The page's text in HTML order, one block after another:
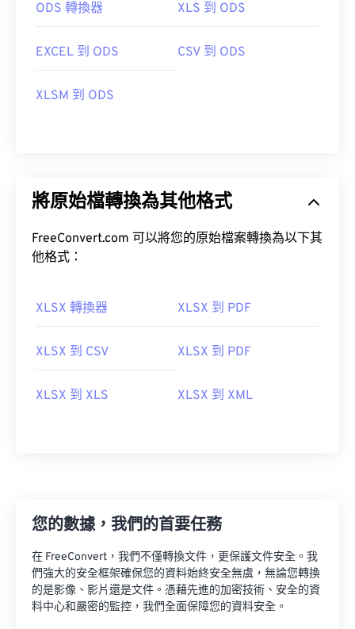
ODS 轉換器 XLS 到 ODS
EXCEL 到 ODS CSV 到 ODS
XLSM 到 ODS
將原始檔轉換為其他格式
FreeConvert.com 可以將您的原始檔案轉換為以下其
他格式：
XLSX 轉換器 XLSX 到 PDF
XLSX 到 CSV XLSX 到 PDF
XLSX 到 XLS XLSX 到 XML
您的數據，我們的首要任務
在 FreeConvert，我們不僅轉換文件，更保護文件安全。我
們強大的安全框架確保您的資料始終安全無虞，無論您轉換
的是影像、影片還是文件。憑藉先進的加密技術、安全的資
料中心和嚴密的監控，我們全面保障您的資料安全。